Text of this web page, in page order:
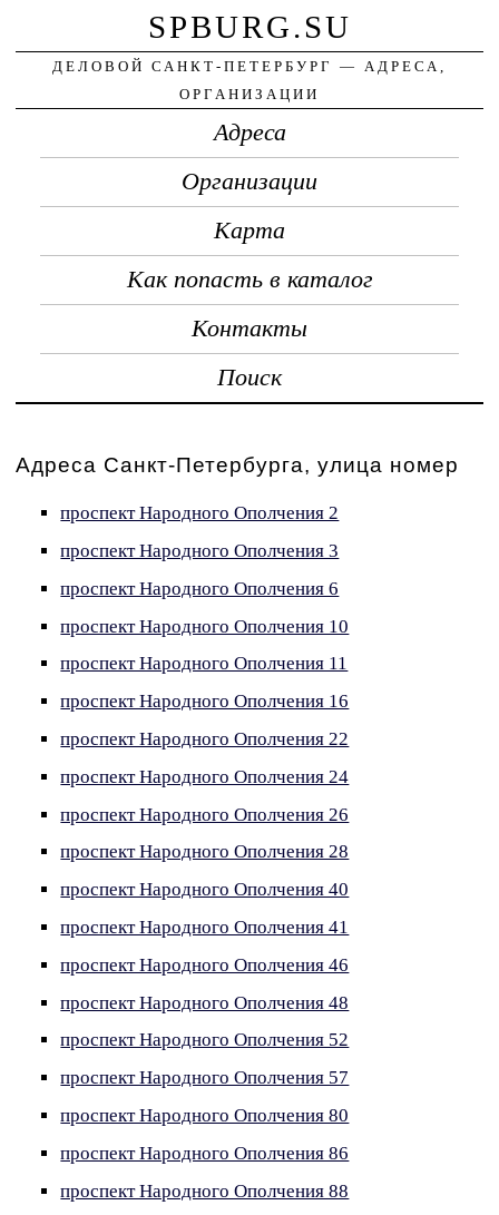
SPBURG.SU
ДЕЛОВОЙ САНКТ-ПЕТЕРБУРГ — АДРЕСА,
ОРГАНИЗАЦИИ
Адреса
Организации
Карта
Как попасть в каталог
Контакты
Поиск
Адреса Санкт-Петербурга, улица номер
проспект Народного Ополчения 2
проспект Народного Ополчения 3
проспект Народного Ополчения 6
проспект Народного Ополчения 10
проспект Народного Ополчения 11
проспект Народного Ополчения 16
проспект Народного Ополчения 22
проспект Народного Ополчения 24
проспект Народного Ополчения 26
проспект Народного Ополчения 28
проспект Народного Ополчения 40
проспект Народного Ополчения 41
проспект Народного Ополчения 46
проспект Народного Ополчения 48
проспект Народного Ополчения 52
проспект Народного Ополчения 57
проспект Народного Ополчения 80
проспект Народного Ополчения 86
проспект Народного Ополчения 88